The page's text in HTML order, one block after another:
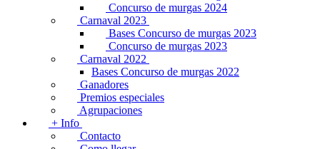
Concurso de murgas 2024
Carnaval 2023
Bases Concurso de murgas 2023
Concurso de murgas 2023
Carnaval 2022
Bases Concurso de murgas 2022
Ganadores
Premios especiales
Agrupaciones
+ Info
Contacto